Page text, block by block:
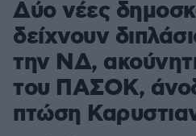
Δύο νέες
δείχνουν
την ΝΔ,
του ΠΑΣΟΚ,
πτώση